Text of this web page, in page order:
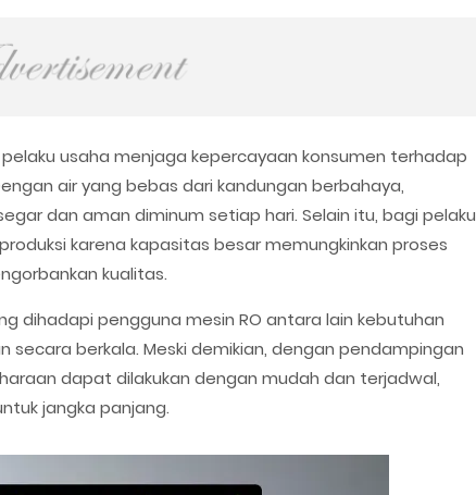
usaha menjaga kepercayaan konsumen terhadap
air yang bebas dari kandungan berbahaya,
dan aman diminum setiap hari. Selain itu, bagi pelaku
karena kapasitas besar memungkinkan proses
kualitas.
dihadapi pengguna mesin RO antara lain kebutuhan
berkala. Meski demikian, dengan pendampingan
dapat dilakukan dengan mudah dan terjadwal,
jangka panjang.